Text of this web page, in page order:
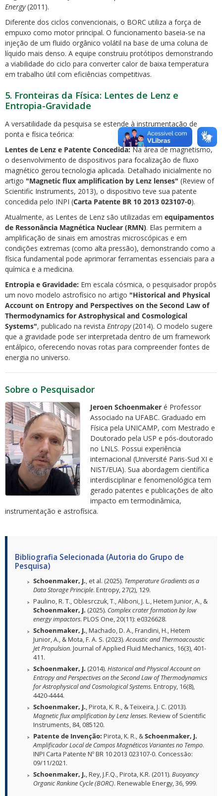
Energy(2011).
Diferente dos ciclos convencionais, o BORC utiliza a força de
empuxo como motor principal. O funcionamento baseia-se na
injeção de um fluido orgânico volátil na base de uma coluna de
líquido mais denso. A equipe construiu protótipos demonstrando
a viabilidade do ciclo para converter calor de baixa temperatura
em trabalho útil com eficiências competitivas.
5. Fronteiras da Física: Lentes de Lenz e
Entropia-Gravidade
A versatilidade da pesquisa se estende à instrumentação de
ponta e física teórica:
Lentes de Lenz e Patente Concedida:Na área de magnetismo,
o desenvolvimento de dispositivos para focalização de fluxo
magnético gerou tecnologia aplicada. Detalhado inicialmente no
artigo "Magnetic flux amplification by Lenz lenses" (Review of
Scientific Instruments, 2013), o dispositivo teve sua patente
concedida pelo INPI (Carta Patente BR 10 2013 023107-0).
Atualmente, as Lentes de Lenz são utilizadas em equipamentos
de Ressonância Magnética Nuclear (RMN). Elas permitem a
amplificação de sinais em amostras microscópicas e em
condições extremas (como alta pressão), demonstrando como a
física fundamental pode aprimorar ferramentas essenciais para a
química e a medicina.
Entropia e Gravidade: Em escala cósmica, o pesquisador propôs
um novo modelo astrofísico no artigo "Historical and Physical
Account on Entropy and Perspectives on the Second Law of
Thermodynamics for Astrophysical and Cosmological
Systems", publicado na revista Entropy(2014). O modelo sugere
que a gravidade pode ser interpretada dentro de um framework
entálpico, oferecendo novas rotas para compreender fontes de
energia no universo.
Sobre o Pesquisador
Jeroen Schoenmaker é Professor
Associado na UFABC. Graduado em
Física pela UNICAMP, com Mestrado e
Doutorado pela USP e pós-doutorado
no LNLS. Possui experiência
internacional (Université Paris-Sud XI e
NIST/EUA). Sua abordagem científica
interdisciplinar e fenomenológica tem
gerado patentes e publicações de alto
impacto em termodinâmica,
instrumentação e astrofísica.
Bibliografia Selecionada (Autoria do Grupo de
Pesquisa)
Schoenmaker, J., et al. (2025). Temperature Gradients as a
Data Storage Principle. Entropy, 27(2), 129.
Paulino, R. T., Oblesrczuk, T., Aliboni, J. L., Hetem Junior, A., &
Schoenmaker, J. (2025). Complex crater formation by low
energy impactors. PLOS One, 20(11): e0326628.
Schoenmaker, J., Machado, D. A., Frandini, H., Hetem
Junior, A., & Mota, F. A. S. (2023).Acoustic and Thermoacoustic
Jet Propulsion. Journal of Applied Fluid Mechanics, 16(3), 401-
411.
Schoenmaker, J. (2014). Historical and Physical Account on
Entropy and Perspectives on the Second Law of Thermodynamics
for Astrophysical and Cosmological Systems. Entropy, 16(8),
4420-4444.
Schoenmaker, J., Pirota, K. R., & Teixeira, J. C. (2013).
Magnetic flux amplification by Lenz lenses. Review of Scientific
Instruments, 84, 085120.
Patente de Invenção: Pirota, K. R., &Schoenmaker, J.
Amplificador Local de Campos Magnéticos Variantes no Tempo.
INPI Carta Patente Nº BR 10 2013 023107-0. Concessão:
09/11/2021.
Schoenmaker, J., Rey, J.F.Q., Pirota, K.R. (2011). Buoyancy
Organic Rankine Cycle (BORC). Renewable Energy, 36, 999.